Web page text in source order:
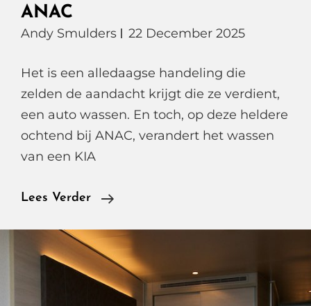
ANAC
Andy Smulders 22 December 2025
Het is een alledaagse handeling die
zelden de aandacht krijgt die ze verdient,
een auto wassen. En toch, op deze heldere
ochtend bij ANAC, verandert het wassen
van een KIA
Lees Verder
In
Minuten
Weer
Als
Nieuw,